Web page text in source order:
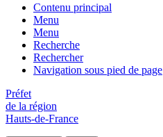
Contenu principal
Menu
Menu
Recherche
Rechercher
Navigation sous pied de page
Préfet
de la région
Hauts-de-France